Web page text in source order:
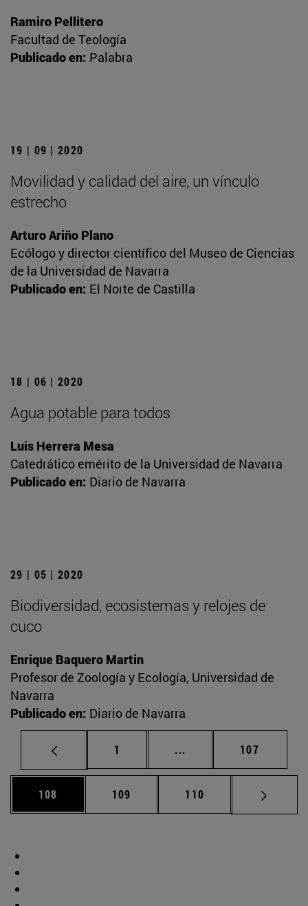
Ramiro Pellitero
Facultad de Teología
Publicado en: Palabra
19 | 09 | 2020
Movilidad y calidad del aire, un vínculo
estrecho
Arturo Ariño Plano
Ecólogo y director científico del Museo de Ciencias
de la Universidad de Navarra
Publicado en: El Norte de Castilla
18 | 06 | 2020
Agua potable para todos
Luis Herrera Mesa
Catedrático emérito de la Universidad de Navarra
Publicado en: Diario de Navarra
29 | 05 | 2020
Biodiversidad, ecosistemas y relojes de
cuco
Enrique Baquero Martin
Profesor de Zoología y Ecología, Universidad de
Navarra
Publicado en: Diario de Navarra
Página
1 ... Páginas intermedias
Página
107
Página
108 Página
109 Página
110